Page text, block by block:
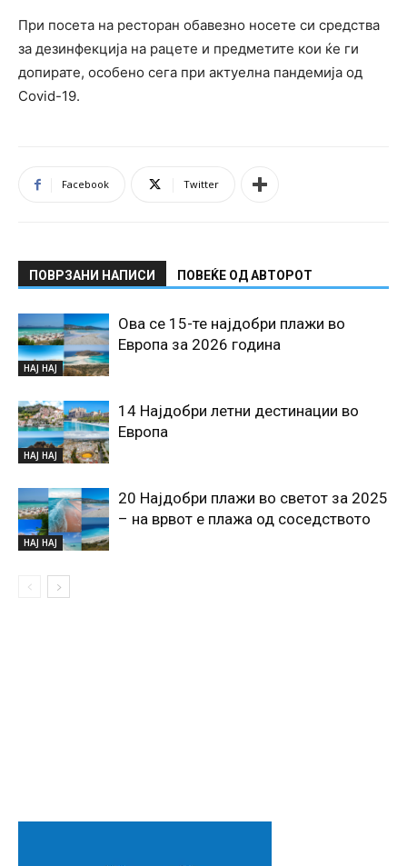
При посета на ресторан обавезно носете си средства
за дезинфекција на рацете и предметите кои ќе ги
допирате, особено сега при актуелна пандемија од
Covid-19.
Facebook Twitter
ПОВРЗАНИ НАПИСИ ПОВЕЌЕ ОД АВТОРОТ
НАЈ НАЈ
Ова се 15-те најдобри плажи во
Европа за 2026 година
НАЈ НАЈ
14 Најдобри летни дестинации во
Европа
НАЈ НАЈ
20 Најдобри плажи во светот за 2025
– на врвот е плажа од соседството